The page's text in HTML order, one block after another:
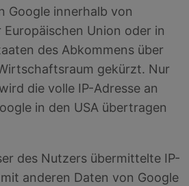
Google innerhalb von
Union oder in
des Abkommens über
gekürzt. Nur
die volle IP-Adresse an
in den USA übertragen
des Nutzers übermittelte IP-
anderen Daten von Google